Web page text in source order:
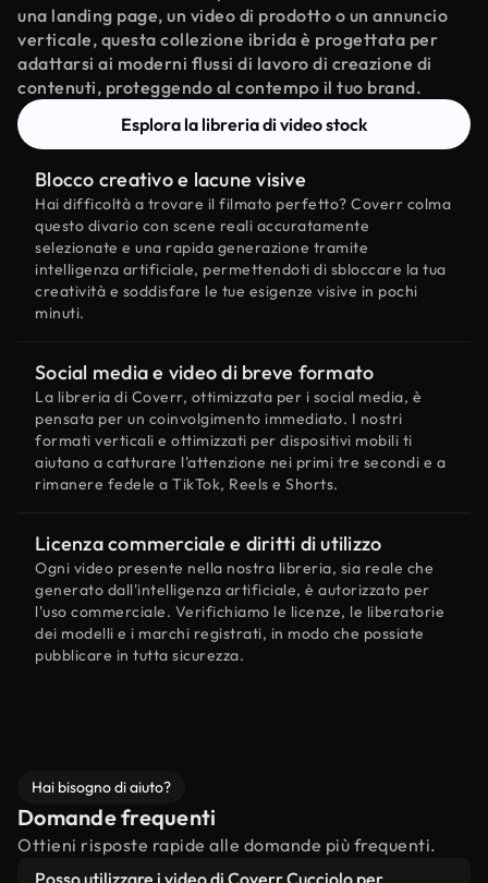
una landing page, un video di prodotto o un annuncio
verticale, questa collezione ibrida è progettata per
adattarsi ai moderni flussi di lavoro di creazione di
contenuti, proteggendo al contempo il tuo brand.
Esplora la libreria di video stock
Blocco creativo e lacune visive
Hai difficoltà a trovare il filmato perfetto? Coverr colma
questo divario con scene reali accuratamente
selezionate e una rapida generazione tramite
intelligenza artificiale, permettendoti di sbloccare la tua
creatività e soddisfare le tue esigenze visive in pochi
minuti.
Social media e video di breve formato
La libreria di Coverr, ottimizzata per i social media, è
pensata per un coinvolgimento immediato. I nostri
formati verticali e ottimizzati per dispositivi mobili ti
aiutano a catturare l'attenzione nei primi tre secondi e a
rimanere fedele a TikTok, Reels e Shorts.
Licenza commerciale e diritti di utilizzo
Ogni video presente nella nostra libreria, sia reale che
generato dall'intelligenza artificiale, è autorizzato per
l'uso commerciale. Verifichiamo le licenze, le liberatorie
dei modelli e i marchi registrati, in modo che possiate
pubblicare in tutta sicurezza.
Hai bisogno di aiuto?
Domande frequenti
Ottieni risposte rapide alle domande più frequenti.
Posso utilizzare i video di Coverr Cucciolo per